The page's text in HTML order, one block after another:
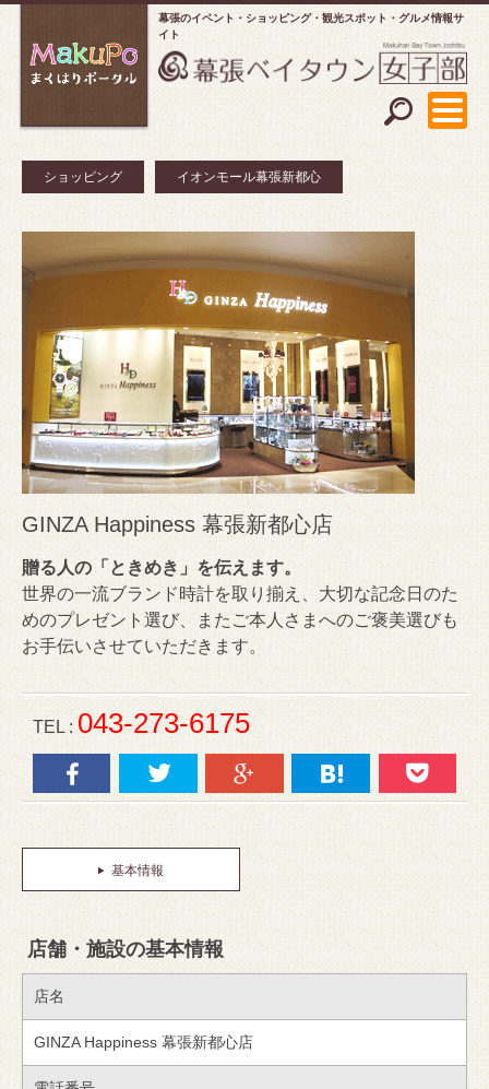
幕張のイベント・ショッピング
観光スポット・グルメ情報サ
イト
ショッピング イオンモール幕張新都心
GINZA Happiness 幕張新都心店
贈る人の「ときめき」を伝えます。
世界の一流ブランド時計を取り揃え、大切な記念日のた
めのプレゼント選び、またご本人さまへのご褒美選びも
お手伝いさせていただきます。
TEL : 043-273-6175
基本情報
店舗・施設の基本情報
店名
GINZA Happiness 幕張新都心店